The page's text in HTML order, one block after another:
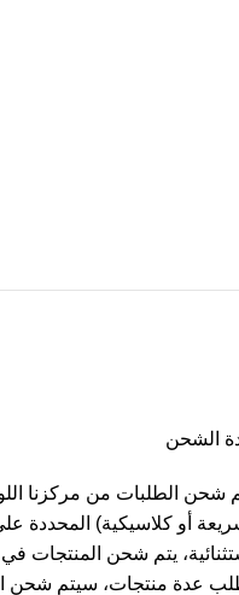
الشحن
شحن الطلبات من مركزنا
أو كلاسيكية) المحددة
عدة منتجات، سيتم شحن